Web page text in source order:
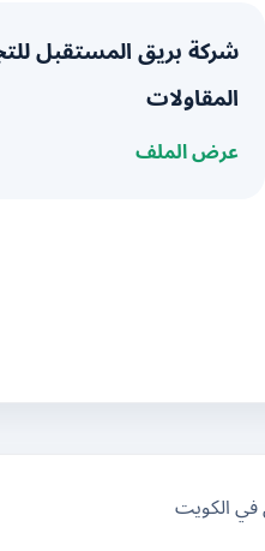
شركة بريق المستقبل
المقاولات
عرض الملف
في الكويت